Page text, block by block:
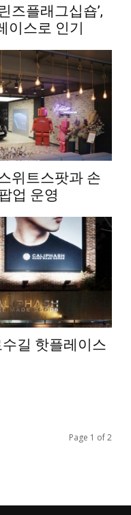
즈플래그십숍’,
이스로 인기
위트스팟과 손
업 운영
수길 핫플레이스
Page 1 of 2